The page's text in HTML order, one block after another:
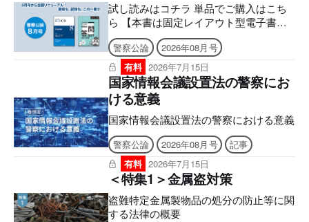
試し読みはコチラ 単品でご購入はこち
ら 【本書は固定レイアウト型電子書籍
のため、なるべく大きな画面でのご利用
を推奨しております。文字のハイライ
ト・検索・辞書・コピー・引用・音声読
み上げなどの機能はご利用いただけませ
ん。ご購入前に、無料サンプル等をお使
いの端末でご確認のうえ、ご購入くださ
い。】 ８月号から全面リニューアル！
現場も、試験も、この一冊で。 より見
やすく、より使いやすく。 雑誌「警察
公論」が誌面を一新し、実務にも昇任試
験にも、さらに役立つ内容へ！ ■電子版
のシリアルナンバーの発行について ア
プリへの問題のダウンロードには購読者
特典のシリアルナンバーが必要になりま
警察公論
2026年08月号
有料 2026年7月15日
国家情報会議設置法の警察にお
ける意義
国家情報会議設置法の警察における意義
警察公論 2026年08月号
記事
有料 2026年7月15日
＜特集1＞金属盗対策
盗難特定金属製物品の処分の防止等に関
する法律の概要